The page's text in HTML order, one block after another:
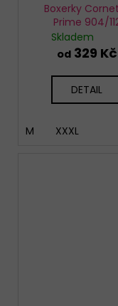
Boxerky
Prime 904/
Skladem
od329 Kč
DETAIL
M XXXL